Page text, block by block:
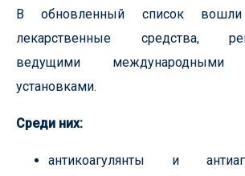
В обновленный список вошли
лекарственные средства,
ведущими международными
установками.
Среди них:
антикоагулянты и